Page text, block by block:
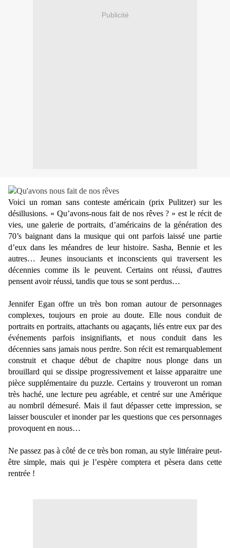
Publicité
Voici un roman sans conteste américain (prix Pulitzer) sur les
désillusions. « Qu’avons-nous fait de nos rêves ? » est le récit de
vies, une galerie de portraits, d’américains de la génération des
70’s baignant dans la musique qui ont parfois laissé une partie
d’eux dans les méandres de leur histoire. Sasha, Bennie et les
autres… Jeunes insouciants et inconscients qui traversent les
décennies comme ils le peuvent. Certains ont réussi, d'autres
pensent avoir réussi, tandis que tous se sont perdus…
Jennifer Egan offre un très bon roman autour de personnages
complexes, toujours en proie au doute. Elle nous conduit de
portraits en portraits, attachants ou agaçants, liés entre eux par des
événements parfois insignifiants, et nous conduit dans les
décennies sans jamais nous perdre. Son récit est remarquablement
construit et chaque début de chapitre nous plonge dans un
brouillard qui se dissipe progressivement et laisse apparaitre une
pièce supplémentaire du puzzle. Certains y trouveront un roman
très haché, une lecture peu agréable, et centré sur une Amérique
au nombril démesuré. Mais il faut dépasser cette impression, se
laisser bousculer et inonder par les questions que ces personnages
provoquent en nous…
Ne passez pas à côté de ce très bon roman, au style littéraire peut-
être simple, mais qui je l’espère comptera et pèsera dans cette
rentrée !